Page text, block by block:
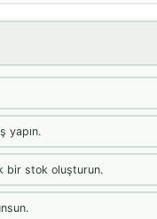
yapın.
bir stok oluşturun.